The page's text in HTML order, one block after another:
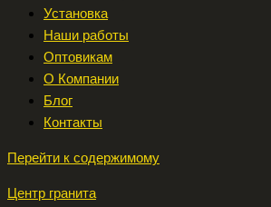
Установка
Наши работы
Оптовикам
О Компании
Блог
Контакты
Перейти к содержимому
Центр гранита